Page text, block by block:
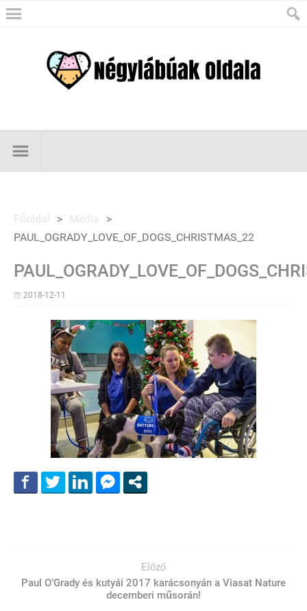
Főoldal > Média
>
PAUL_OGRADY_LOVE_OF_DOGS_CHRISTMAS_22
2018-12-11
Előző
Paul O’Grady és kutyái 2017 karácsonyán a Viasat Nature
decemberi műsorán!